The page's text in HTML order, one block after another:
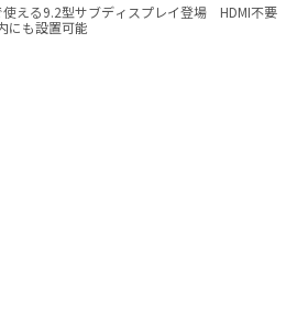
使える9.2型サブディスプレイ登場 HDMI不要
にも設置可能